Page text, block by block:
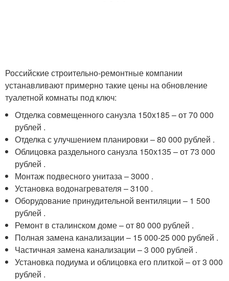
Российские строительно-ремонтные компании
устанавливают примерно такие цены на обновление
туалетной комнаты под ключ:
Отделка совмещенного санузла 150х185 – от 70 000
рублей .
Отделка с улучшением планировки – 80 000 рублей .
Облицовка раздельного санузла 150х135 – от 73 000
рублей .
Монтаж подвесного унитаза – 3000 .
Установка водонагревателя – 3100 .
Оборудование принудительной вентиляции – 1 500
рублей .
Ремонт в сталинском доме – от 80 000 рублей .
Полная замена канализации – 15 000-25 000 рублей .
Частичная замена канализации – 3 000 рублей .
Установка подиума и облицовка его плиткой – от 3 000
рублей .